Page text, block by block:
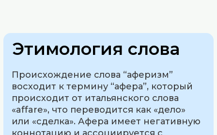
Этимология слова
Происхождение слова “аферизм”
восходит к термину “афера”, который
происходит от итальянского слова
«affare», что переводится как «дело»
или «сделка». Афера имеет негативную